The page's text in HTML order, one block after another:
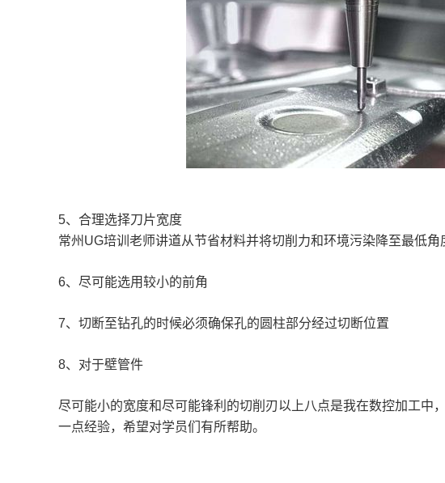
5、 合理选择刀片宽度
常州 UG培训老师讲道从节省材料并将切削力和环境污染降至最低角
6、 尽可能选用较小的前角
7、 切断至钻孔的时候必须确保孔的圆柱部分经过切断位置
8、 对于壁管件
尽可能小的宽度和尽可能锋利的切削刃以上八点是我在数控加工中
一点经验，希望对学员们 有所帮助。